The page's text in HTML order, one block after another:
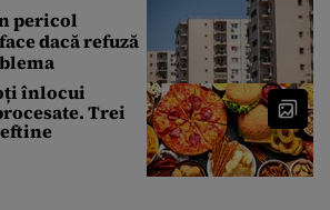
pericol
dacă refuză
înlocui
Trei